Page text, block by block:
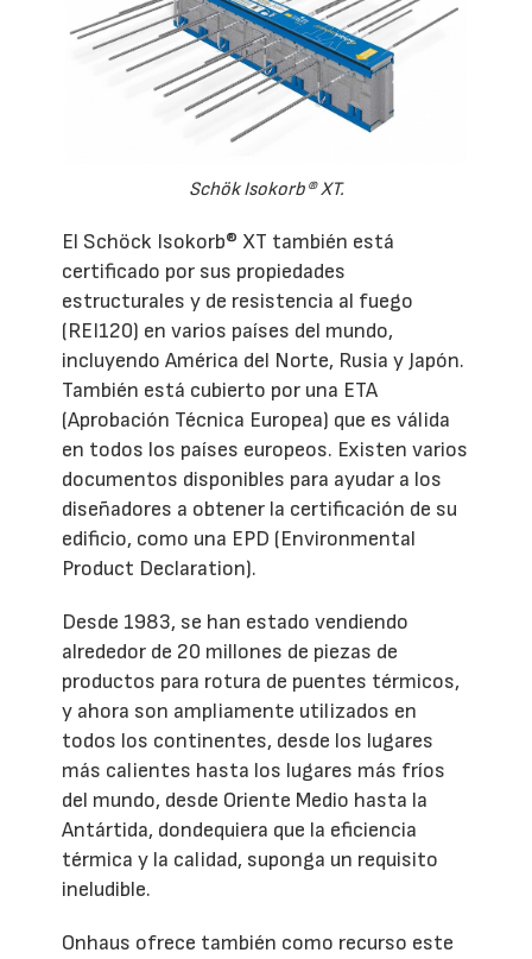
Schök Isokorb® XT.
El Schöck Isokorb® XT también está
certificado por sus propiedades
estructurales y de resistencia al fuego
(REI120) en varios países del mundo,
incluyendo América del Norte, Rusia y Japón.
También está cubierto por una ETA
(Aprobación Técnica Europea) que es válida
en todos los países europeos. Existen varios
documentos disponibles para ayudar a los
diseñadores a obtener la certificación de su
edificio, como una EPD (Environmental
Product Declaration).
Desde 1983, se han estado vendiendo
alrededor de 20 millones de piezas de
productos para rotura de puentes térmicos,
y ahora son ampliamente utilizados en
todos los continentes, desde los lugares
más calientes hasta los lugares más fríos
del mundo, desde Oriente Medio hasta la
Antártida, dondequiera que la eficiencia
térmica y la calidad, suponga un requisito
ineludible.
Onhaus ofrece también como recurso este